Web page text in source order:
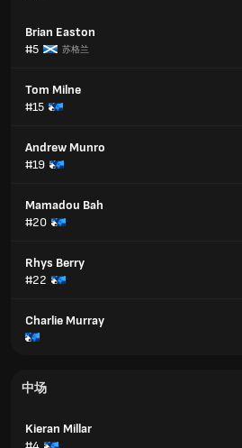
Brian Easton
#5
苏格兰
Tom Milne
#15
Andrew Munro
#19
Mamadou Bah
#20
Rhys Berry
#22
Charlie Murray
中场
Kieran Millar